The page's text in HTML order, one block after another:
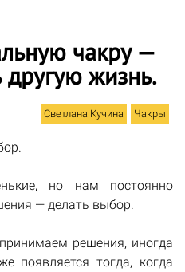
чакру —
другую жизнь.
Светлана Кучина Чакры
но нам постоянно
— делать выбор.
решения, иногда
появляется тогда, когда